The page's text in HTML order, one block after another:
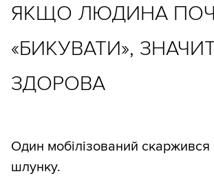
ЯКЩО ЛЮДИНА
«БИКУВАТИ»,
ЗДОРОВА
Один мобілізований скаржився
шлунку.